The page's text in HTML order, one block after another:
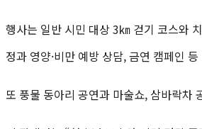
행사는 일반 시민 대상 3㎞ 걷기 코스와
정과 영양·비만 예방 상담, 금연 캠페인
또 풍물 동아리 공연과 마술쇼, 삼바락차